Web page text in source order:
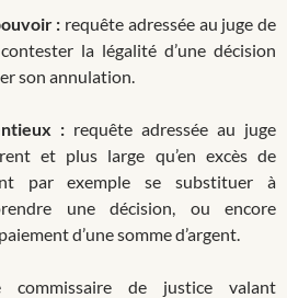
: requête adressée au juge de
la légalité d’une décision
son annulation.
: requête adressée au juge
et plus large qu’en excès de
par exemple se substituer à
une décision, ou encore
d’une somme d’argent.
de justice valant